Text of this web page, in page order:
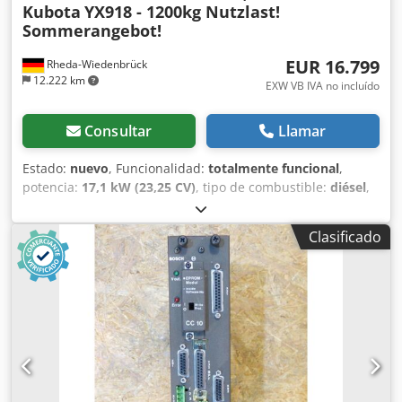
Rheda-Wiedenbrück
12.222 km
Kubota YX918 - 1200kg Nutzlast!
Sommerangebot!
EUR 16.799
EXW VB IVA no incluído
Consultar Llamar
Estado: nuevo, Funcionalidad: totalmente funcional,
potencia: 17,1 kW (23,25 CV), tipo de combustible: diésel,
2.200 kg
kg, peso máximo de la carga:1.200 kg, estado del
neumático:
100 %, volumen de la pala:0,4 m³, ancho del
cucharón de excavación:140 mm , amortiguación:
Año de fabricación:2026 , Equipamiento:cabina,
hidráulica, horquillas para palés, pala 4 en 1, tracción a
las cuatro ruedas, ☀️ Precio de verano: ¡solo 16.799 €! El
TEC-POINT YX918 es un cargador de ruedas compacto,
robusto y versátil, diseñado para usuarios profesionales
que buscan una máquina lista para usar con un
equipamiento completo. Ya sea en la granja, en la obra, en
Clasificado